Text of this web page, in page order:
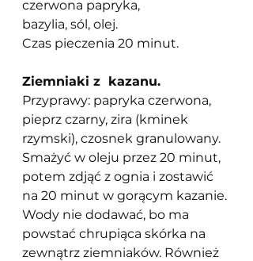
czerwona papryka,
bazylia, sól, olej.
Czas pieczenia 20 minut.
Ziemniaki z  kazanu.
Przyprawy: papryka czerwona,
pieprz czarny, zira (kminek
rzymski), czosnek granulowany.
Smażyć w oleju przez 20 minut,
potem zdjąć z ognia i zostawić
na 20 minut w gorącym kazanie.
Wody nie dodawać, bo ma
powstać chrupiąca skórka na
zewnątrz ziemniaków. Również